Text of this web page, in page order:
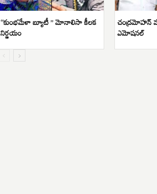
“కుంభమేళా బ్యూటీ ” మోనాలిసా కీలక
నిర్ణయం
చంద్రమోహన్
ఎమోషనల్